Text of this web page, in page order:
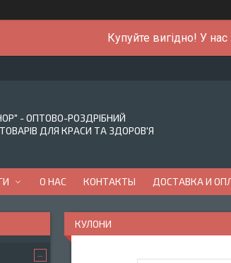
Купуйте вигідно! У
- ОПТОВО-РОЗДРІБНИЙ
ДЛЯ КРАСИ ТА ЗДОРОВ'Я
О НАС КОНТАКТЫ ДОСТАВКА И
КУЛОНИ